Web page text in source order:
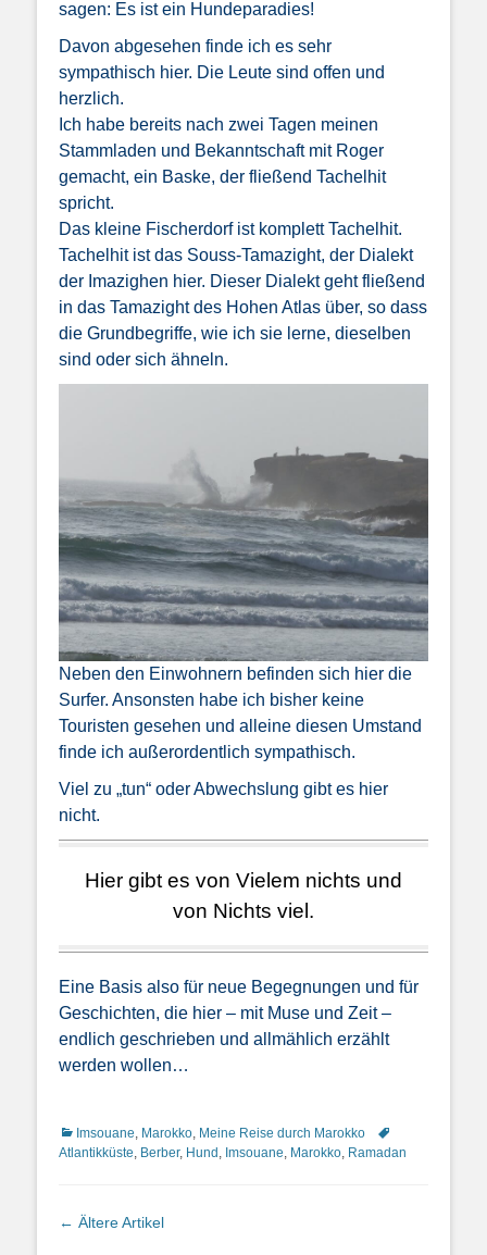
sagen: Es ist ein Hundeparadies!
Davon abgesehen finde ich es sehr
sympathisch hier. Die Leute sind offen und
herzlich.
Ich habe bereits nach zwei Tagen meinen
Stammladen und Bekanntschaft mit Roger
gemacht, ein Baske, der fließend Tachelhit
spricht.
Das kleine Fischerdorf ist komplett Tachelhit.
Tachelhit ist das Souss-Tamazight, der Dialekt
der Imazighen hier. Dieser Dialekt geht fließend
in das Tamazight des Hohen Atlas über, so dass
die Grundbegriffe, wie ich sie lerne, dieselben
sind oder sich ähneln.
Neben den Einwohnern befinden sich hier die
Surfer. Ansonsten habe ich bisher keine
Touristen gesehen und alleine diesen Umstand
finde ich außerordentlich sympathisch.
Viel zu „tun“ oder Abwechslung gibt es hier
nicht.
Hier gibt es von Vielem nichts und
von Nichts viel.
Eine Basis also für neue Begegnungen und für
Geschichten, die hier – mit Muse und Zeit –
endlich geschrieben und allmählich erzählt
werden wollen…
Kategorien
Imsouane, Marokko, Meine Reise durch Marokko
Schlagworte
Atlantikküste, Berber, Hund , Imsouane, Marokko, Ramadan
Artikel-
← Ältere Artikel